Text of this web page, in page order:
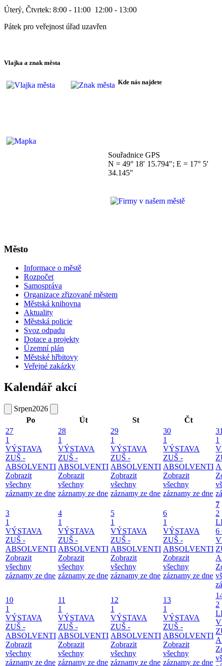
Úterý, Čtvrtek: 8:00 - 11:00 12:00 - 13:00
Pátek pro veřejnost úřad uzavřen
Vlajka a znak města
Kde nás najdete
Souřadnice GPS
N = 49° 18′ 15.794″; E = 17° 5′
34.145″
Město
Informace o městě
Rozpočet
Samospráva
Organizace zřizované městem
Městská knihovna
Aktuality
Městská policie
Svoz odpadu
Dotace a projekty
Územní plán
Městské hřbitovy
Veřejné zakázky
Kalendář akcí
Srpen2026
Po
Út St
Čt
27
1
VÝSTAVA
ZUŠ -
ABSOLVENTI
Zobrazit
všechny
záznamy ze dne
28
1
VÝSTAVA
ZUŠ -
ABSOLVENTI
Zobrazit
všechny
záznamy ze dne
29
1
VÝSTAVA
ZUŠ -
ABSOLVENTI
Zobrazit
všechny
záznamy ze dne
30
1
VÝSTAVA
ZUŠ -
ABSOLVENTI
Zobrazit
všechny
záznamy ze dne
1
3
1
VÝSTAVA
ZUŠ -
ABSOLVENTI
Zobrazit
všechny
záznamy ze dne
4
1
VÝSTAVA
ZUŠ -
ABSOLVENTI
Zobrazit
všechny
záznamy ze dne
5
1
VÝSTAVA
ZUŠ -
ABSOLVENTI
Zobrazit
všechny
záznamy ze dne
6
1
VÝSTAVA
ZUŠ -
ABSOLVENTI
Zobrazit
všechny
záznamy ze dne
7
2
6
10
1
VÝSTAVA
ZUŠ -
ABSOLVENTI
Zobrazit
všechny
záznamy ze dne
11
1
VÝSTAVA
ZUŠ -
ABSOLVENTI
Zobrazit
všechny
záznamy ze dne
12
1
VÝSTAVA
ZUŠ -
ABSOLVENTI
Zobrazit
všechny
záznamy ze dne
13
1
VÝSTAVA
ZUŠ -
ABSOLVENTI
Zobrazit
všechny
záznamy ze dne
2